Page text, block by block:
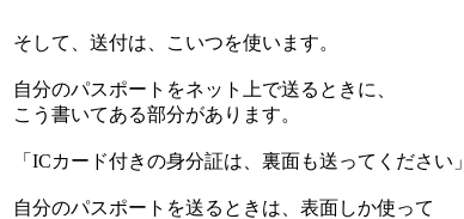
そして、送付は、こいつを使います。
自分のパスポートをネット上で送るときに、
こう書いてある部分があります。
「ICカード付きの身分証は、裏面も送ってください」
自分のパスポートを送るときは、表面しか使って